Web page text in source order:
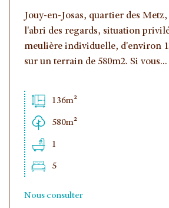
Jouy-en-Josas, quartier des
l'abri des regards, situation
meulière individuelle, d'environ
sur un terrain de 580m2. Si vous...
136m²
580m²
1
5
Nous consulter